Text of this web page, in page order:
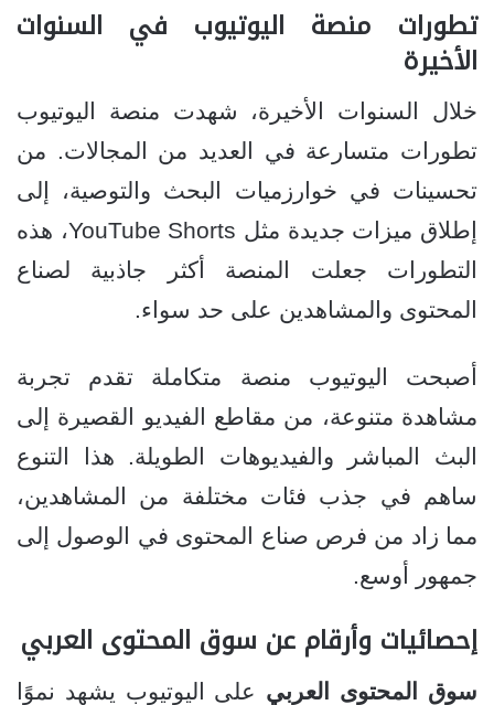
تطورات منصة اليوتيوب في السنوات
الأخيرة
خلال السنوات الأخيرة، شهدت منصة اليوتيوب
تطورات متسارعة في العديد من المجالات. من
تحسينات في خوارزميات البحث والتوصية، إلى
إطلاق ميزات جديدة مثل YouTube Shorts، هذه
التطورات جعلت المنصة أكثر جاذبية لصناع
المحتوى والمشاهدين على حد سواء.
أصبحت اليوتيوب منصة متكاملة تقدم تجربة
مشاهدة متنوعة، من مقاطع الفيديو القصيرة إلى
البث المباشر والفيديوهات الطويلة. هذا التنوع
ساهم في جذب فئات مختلفة من المشاهدين،
مما زاد من فرص صناع المحتوى في الوصول إلى
جمهور أوسع.
إحصائيات وأرقام عن سوق المحتوى العربي
سوق المحتوى العربي على اليوتيوب يشهد نموًا